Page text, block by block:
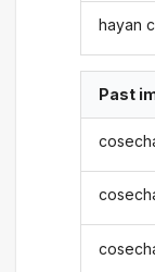
hayan
Past